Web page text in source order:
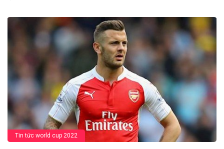
Tin tức world cup 2022